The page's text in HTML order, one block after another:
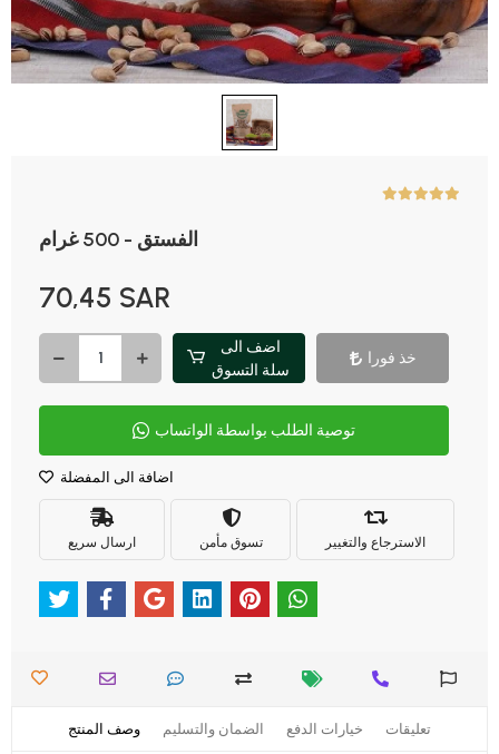
الفستق - 500 غرام
70,45 SAR
اضف الى
سلة التسوق
خذ فورا
توصية الطلب بواسطة الواتساب
اضافة الى المفضلة
ارسال سريع تسوق مأمن الاسترجاع والتغيير
وصف المنتج الضمان والتسليم خيارات الدفع تعليقات